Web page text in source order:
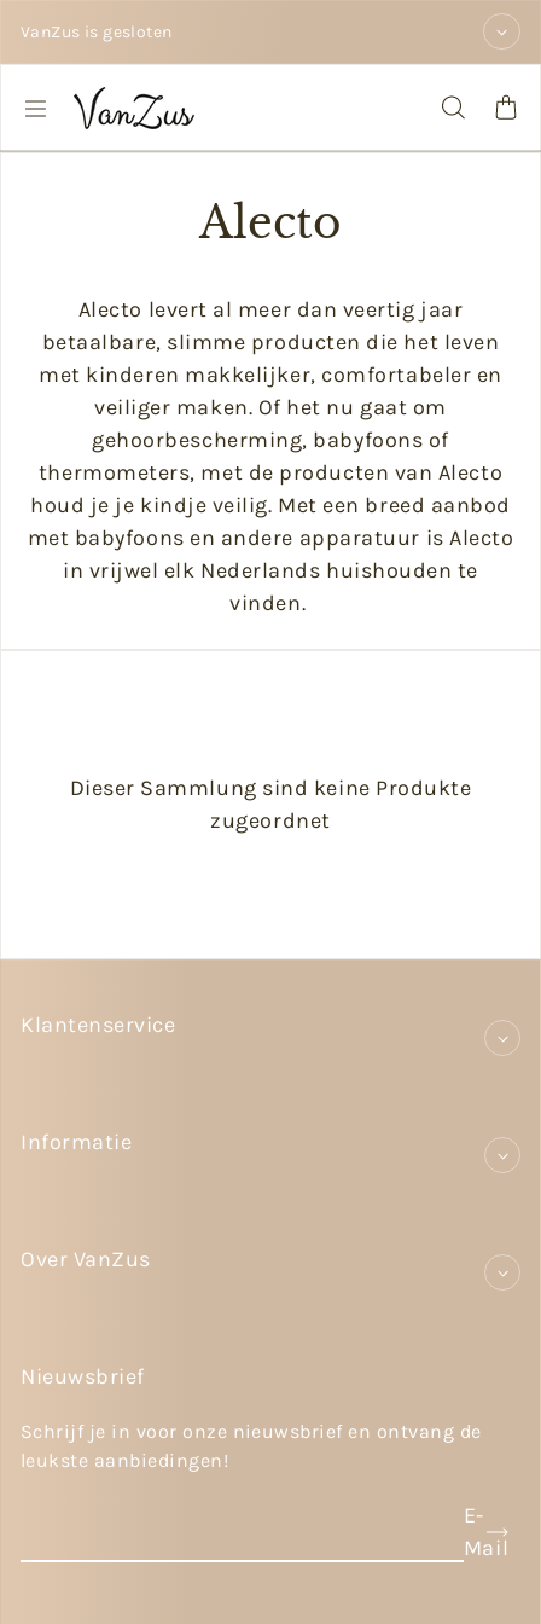
VanZus is gesloten
Alecto
Alecto levert al meer dan veertig jaar
betaalbare, slimme producten die het leven
met kinderen makkelijker, comfortabeler en
veiliger maken. Of het nu gaat om
gehoorbescherming, babyfoons of
thermometers, met de producten van Alecto
houd je je kindje veilig. Met een breed aanbod
met babyfoons en andere apparatuur is Alecto
in vrijwel elk Nederlands huishouden te
vinden.
Dieser Sammlung sind keine Produkte
zugeordnet
Klantenservice
Informatie
Over VanZus
Nieuwsbrief
Schrijf je in voor onze nieuwsbrief en ontvang de
leukste aanbiedingen!
E-
Mail